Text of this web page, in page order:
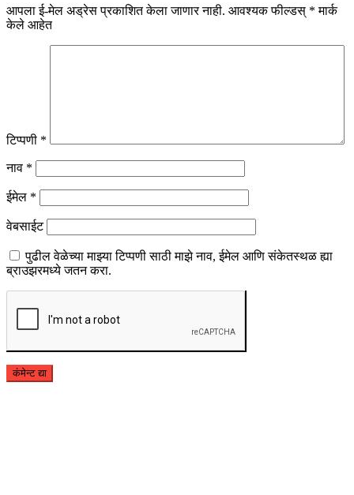
आपला ई-मेल अड्रेस प्रकाशित केला जाणार नाही. आवश्यक फील्डस् * मार्क
केले आहेत
टिप्पणी *
नाव *
ईमेल *
वेबसाईट
पुढील वेळेच्या माझ्या टिप्पणी साठी माझे नाव, ईमेल आणि संकेतस्थळ ह्या
ब्राउझरमध्ये जतन करा.